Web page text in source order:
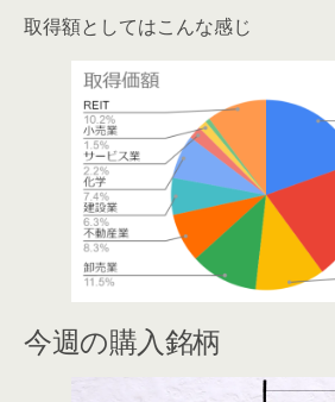
取得額としてはこんな感じ
今週の購入銘柄